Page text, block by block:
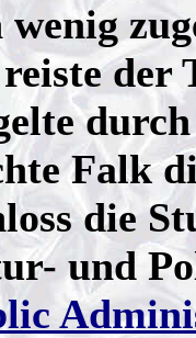
der
Falk
die
und